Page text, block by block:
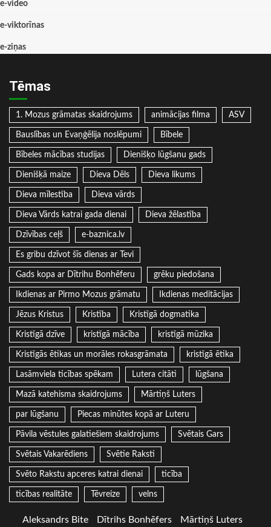
e-video
e-viktorīnas
e-ziņas
Tēmas
1. Mozus grāmatas skaidrojums animācijas filma ASV
Bauslības un Evaņģēlija noslēpumi Bībele
Bībeles mācības studijas Dienišķo lūgšanu gads
Dienišķā maize Dieva Dēls Dieva likums
Dieva mīlestība Dieva vārds
Dieva Vārds katrai gada dienai Dieva žēlastība
Dzīvības ceļš e-baznica.lv
Es gribu dzīvot šīs dienas ar Tevi
Gads kopa ar Dītrihu Bonhēferu grēku piedošana
Ikdienas ar Pirmo Mozus grāmatu Ikdienas meditācijas
Jēzus Kristus Kristība Kristīgā dogmatika
Kristīgā dzīve kristīgā mācība kristīgā mūzika
Kristīgās ētikas un morāles rokasgrāmata kristīgā ētika
Lasāmviela ticības spēkam Lutera citāti lūgšana
Mazā katehisma skaidrojums Mārtiņš Luters
par lūgšanu Piecas minūtes kopā ar Luteru
Pāvila vēstules galatiešiem skaidrojums Svētais Gars
Svētais Vakarēdiens Svētie Raksti
Svēto Rakstu apceres katrai dienai ticība
ticības realitāte Tēvreize velns
Aleksandrs Bite Dītrihs Bonhēfers Mārtiņš Luters